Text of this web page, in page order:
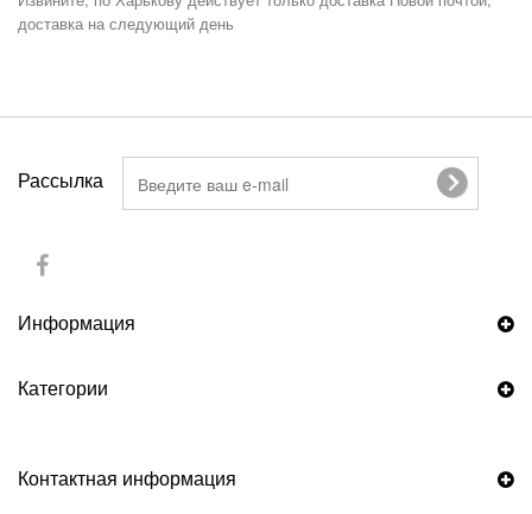
доставка на следующий день
Рассылка
Информация
Категории
Контактная информация